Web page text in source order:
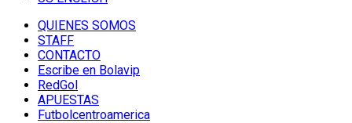
QUIENES SOMOS
STAFF
CONTACTO
Escribe en Bolavip
RedGol
APUESTAS
Futbolcentroamerica